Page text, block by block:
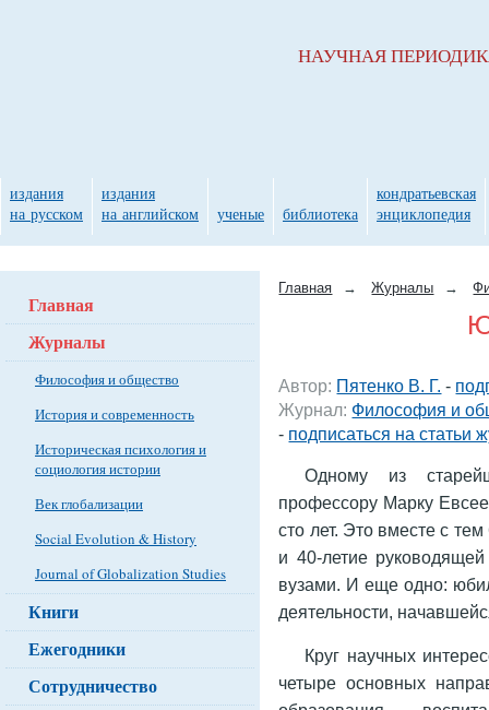
Главная → Журналы →
Автор: Пятенко В. Г. -
Журнал: Философия и
- подписаться на статьи
Одному из
профессору Марку
сто лет. Это вместе с
и 40-летие
вузами. И еще одно:
деятельности,
Круг научных
четыре основных
Главная
Журналы
Философия и общество
История и современность
Историческая психология и
социология истории
Век глобализации
Social Evolution & History
Journal of Globalization Studies
Книги
Ежегодники
Сотрудничество
НАУЧНАЯ
издания
на русском
издания
на английском
ученые библиотека
кондратьевская
энциклопедия